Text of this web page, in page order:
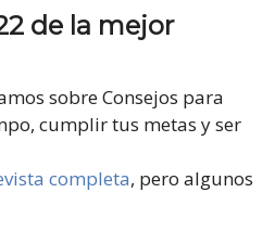
de la mejor
sobre Consejos para
cumplir tus metas y ser
completa, pero algunos